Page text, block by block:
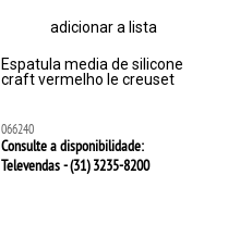
adicionar a lista
Espatula media de silicone
craft vermelho le creuset
066240
Consulte a disponibilidade:
Televendas - (31)3235-8200